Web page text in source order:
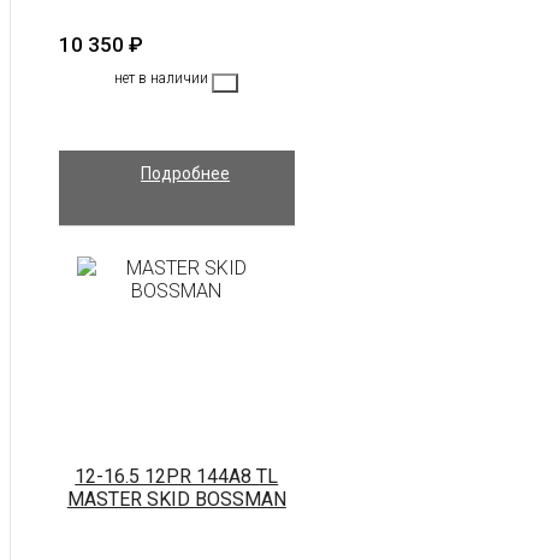
10 350 ₽
нет в наличии
Подробнее
12-16.5 12PR 144A8 TL
MASTER SKID BOSSMAN